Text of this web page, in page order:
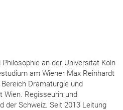
an der Universität Köln
am Wiener Max Reinhardt
Dramaturgie und
Wien. Regisseurin und
der Schweiz. Seit 2013 Leitung